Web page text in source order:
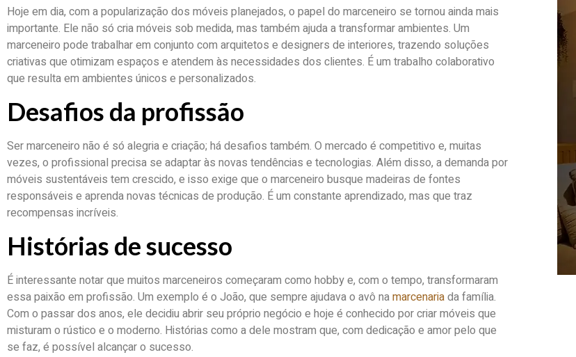
Hoje em dia, com a popularização dos móveis planejados, o papel do marceneiro se tornou ainda mais
importante. Ele não só cria móveis sob medida, mas também ajuda a transformar ambientes. Um
marceneiro pode trabalhar em conjunto com arquitetos e designers de interiores, trazendo soluções
criativas que otimizam espaços e atendem às necessidades dos clientes. É um trabalho colaborativo
que resulta em ambientes únicos e personalizados.
Desafios da profissão
Ser marceneiro não é só alegria e criação; há desafios também. O mercado é competitivo e, muitas
vezes, o profissional precisa se adaptar às novas tendências e tecnologias. Além disso, a demanda por
móveis sustentáveis tem crescido, e isso exige que o marceneiro busque madeiras de fontes
responsáveis e aprenda novas técnicas de produção. É um constante aprendizado, mas que traz
recompensas incríveis.
Histórias de sucesso
É interessante notar que muitos marceneiros começaram como hobby e, com o tempo, transformaram
essa paixão em profissão. Um exemplo é o João, que sempre ajudava o avô namarcenariada família.
Com o passar dos anos, ele decidiu abrir seu próprio negócio e hoje é conhecido por criar móveis que
misturam o rústico e o moderno. Histórias como a dele mostram que, com dedicação e amor pelo que
se faz, é possível alcançar o sucesso.